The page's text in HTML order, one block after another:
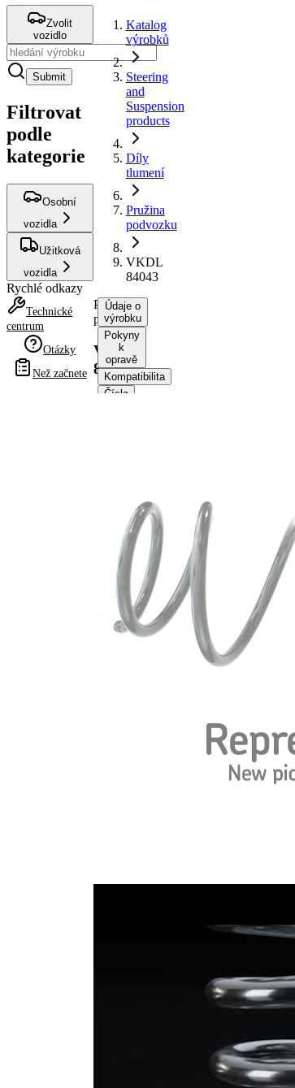
Zvolit
vozidlo
Submit
Filtrovat
podle
kategorie
Osobní
vozidla
Užitková
vozidla
Rychlé odkazy
Technické
centrum
Otázky
Než začnete
Katalog
výrobků
Steering
and
Suspension
products
Díly
tlumení
Pružina
podvozku
VKDL
84043
Pružina
podvozku
VKDL
84043
Údaje o
výrobku
Pokyny
k
opravě
Kompatibilita
Čísla
Délka
367 mm
Hmotnost
2,95 kg
Tvar
pružiny
Šroubovitá
pružina s
konstatním
průměrem
Vnější
průměr
134 mm
14,25 mm